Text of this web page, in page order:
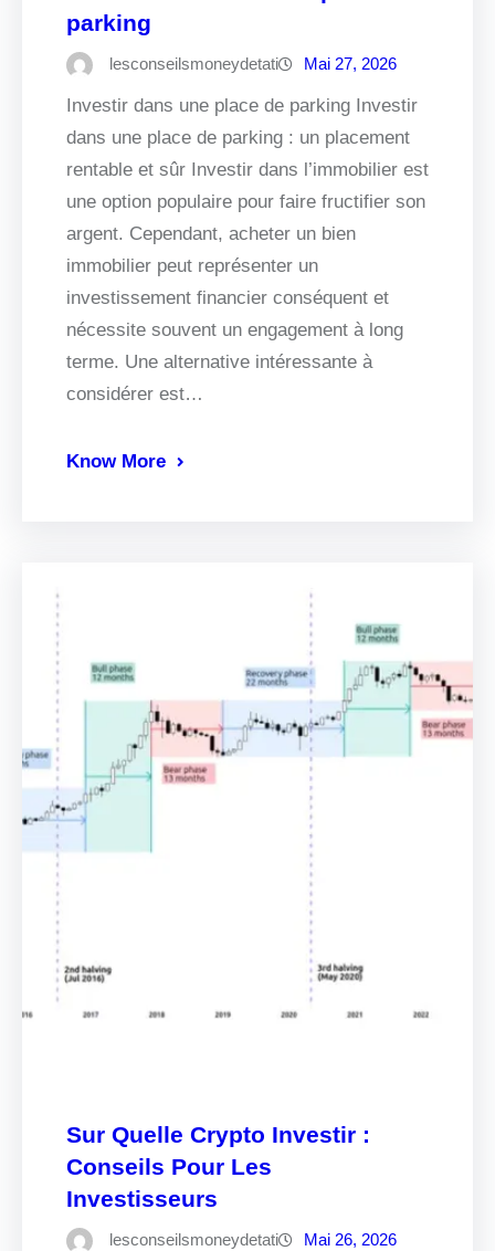
parking
lesconseilsmoneydetati Mai 27, 2026
Investir dans une place de parking Investir
dans une place de parking : un placement
rentable et sûr Investir dans l’immobilier est
une option populaire pour faire fructifier son
argent. Cependant, acheter un bien
immobilier peut représenter un
investissement financier conséquent et
nécessite souvent un engagement à long
terme. Une alternative intéressante à
considérer est…
Know More
Sur Quelle Crypto Investir :
Conseils Pour Les
Investisseurs
lesconseilsmoneydetati Mai 26, 2026